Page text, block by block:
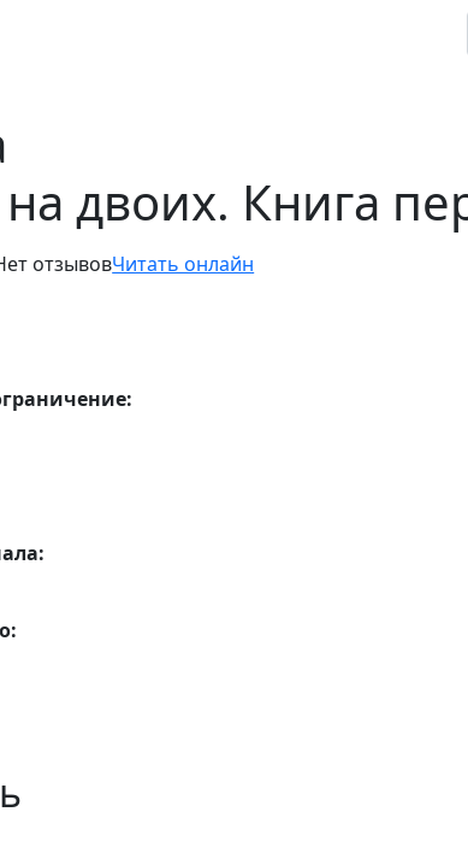
двоих. Книга
отзывовЧитать онлайн